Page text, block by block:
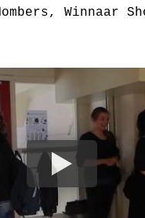
Winnaar